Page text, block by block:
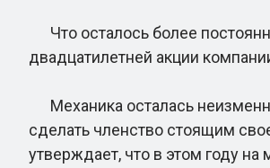
Что осталось более
двадцатилетней акции
Механика осталась
сделать членство стоящим
утверждает, что в этом году